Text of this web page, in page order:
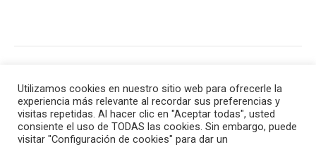
Contacto |Aviso legal|Política de privacidad|
Utilizamos cookies en nuestro sitio web para ofrecerle la
experiencia más relevante al recordar sus preferencias y
visitas repetidas. Al hacer clic en "Aceptar todas", usted
consiente el uso de TODAS las cookies. Sin embargo, puede
visitar "Configuración de cookies" para dar un